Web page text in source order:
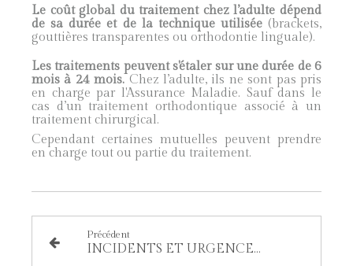
Le coût global du traitement chez l’adulte dépend
de sa durée et de la technique utilisée(brackets,
gouttières transparentes ou orthodontie linguale).
Les traitements peuvent s'étaler sur une durée de 6
mois à 24 mois. Chez l’adulte, ils ne sont pas pris
en charge par l'Assurance Maladie. Sauf dans le
cas d’un traitement orthodontique associé à un
traitement chirurgical.
Cependant certaines mutuelles peuvent prendre
en charge tout ou partie du traitement.
Précédent
INCIDENTS ET URGENCES ORTHODONTIQUES